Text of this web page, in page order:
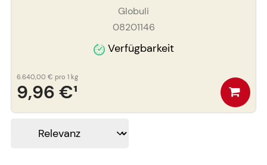
Globuli
08201146
Verfügbarkeit
9,96 €¹
6.640,00 € pro 1 kg